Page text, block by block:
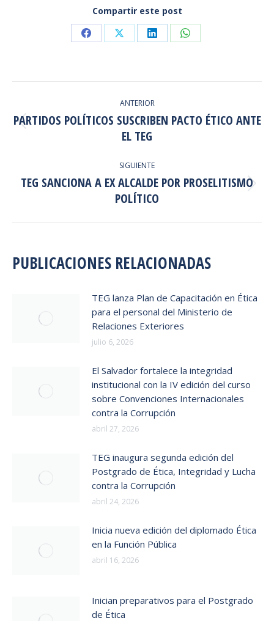
Compartir este post
Share
Facebook
Share
X
Share
LinkedIn
Share
WhatsApp
ENTRE
PUBLICACIONES
ANTERIOR
Publicación
anterior:
PARTIDOS POLÍTICOS SUSCRIBEN PACTO ÉTICO ANTE
EL TEG
SIGUIENTE
Publicación
siguiente:
TEG SANCIONA A EX ALCALDE POR PROSELITISMO
POLÍTICO
PUBLICACIONES RELACIONADAS
TEG lanza Plan de Capacitación en Ética
para el personal del Ministerio de
Relaciones Exteriores
julio 6, 2026
El Salvador fortalece la integridad
institucional con la IV edición del curso
sobre Convenciones Internacionales
contra la Corrupción
abril 27, 2026
TEG inaugura segunda edición del
Postgrado de Ética, Integridad y Lucha
contra la Corrupción
abril 24, 2026
Inicia nueva edición del diplomado Ética
en la Función Pública
abril 16, 2026
Inician preparativos para el Postgrado
de Ética